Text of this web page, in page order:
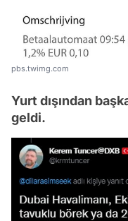
pbs.twimg.com
Yurt dışından
geldi.